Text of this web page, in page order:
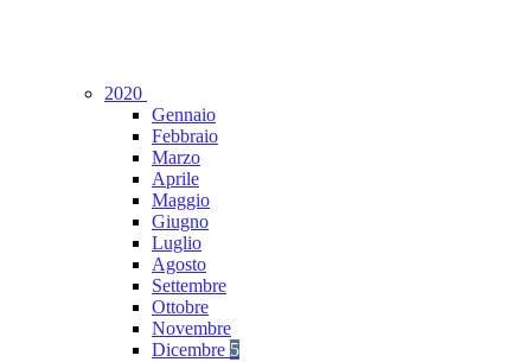
2020
Gennaio
Febbraio
Marzo
Aprile
Maggio
Giugno
Luglio
Agosto
Settembre
Ottobre
Novembre
Dicembre 5